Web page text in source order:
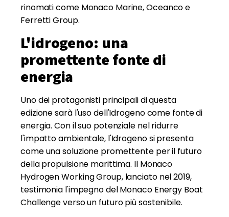
rinomati come Monaco Marine, Oceanco e
Ferretti Group.
L'idrogeno: una
promettente fonte di
energia
Uno dei protagonisti principali di questa
edizione sarà l'uso dell'Idrogeno come fonte di
energia. Con il suo potenziale nel ridurre
l'impatto ambientale, l'Idrogeno si presenta
come una soluzione promettente per il futuro
della propulsione marittima. Il Monaco
Hydrogen Working Group, lanciato nel 2019,
testimonia l'impegno del Monaco Energy Boat
Challenge verso un futuro più sostenibile.